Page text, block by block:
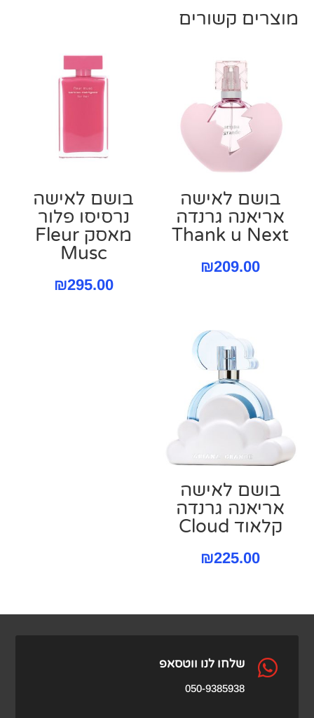
מוצרים קשורים
בושם לאישה
אריאנה גרנדה
Thank u Next
₪209.00
בושם לאישה
נרסיסו פלור
מאסק Fleur
Musc
₪295.00
בושם לאישה
אריאנה גרנדה
קלאוד Cloud
₪225.00
 שלחו לנו ווטסאפ
050-9385938